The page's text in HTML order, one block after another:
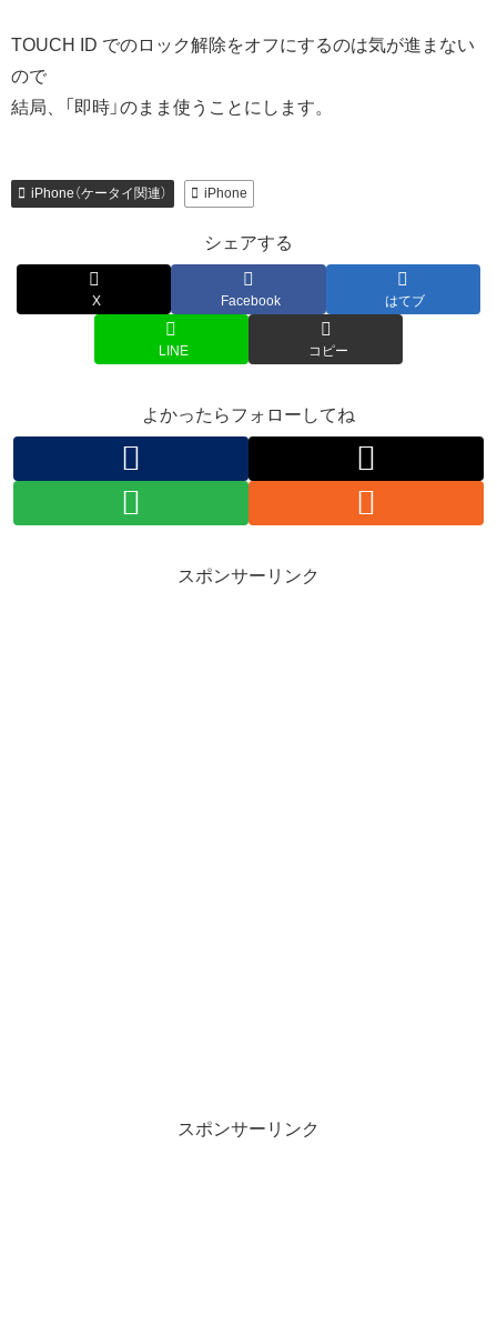
TOUCH ID でのロック解除をオフにするのは気が進まない
ので
結局、「即時」のまま使うことにします。
iPhone（ケータイ関連） iPhone
シェアする
X Facebook はてブ
LINE コピー
よかったらフォローしてね
スポンサーリンク
スポンサーリンク